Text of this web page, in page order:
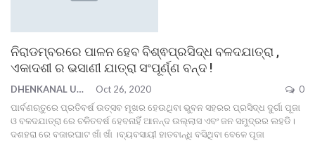
ନିରାଡମ୍ବରରେ ପାଳନ ହେବ ବିଶ୍ଵପ୍ରସିଦ୍ଧ ବଳଦଯାତ୍ରା ,
ଏକାଦଶୀ ର ଭସାଣୀ ଯାତ୍ରା ସଂପୂର୍ଣ୍ଣ ବନ୍ଦ !
DHENKANAL UPDATE Oct 26, 2020
0
ପାର୍ବଣଋତୁରେ ପ୍ରତିବର୍ଷ ଉତ୍ସବ ମୂଖର ହେଉଥିବା ଭୁବନ ସହରର ପ୍ରସିଦ୍ଧ ଦୁର୍ଗା ପୂଜା
ଓ ବଳଦଯାତ୍ରା ରେ ଚଳିତବର୍ଷ ହେବନାହିଁ ଆନନ୍ଦ ଉଲ୍ଲାସ ଏବଂ ଜନ ସମୁଦ୍ରର ଲହଡି।
ଦଶହରା ରେ ବଜାରଘାଟ ଖାଁ ଖାଁ ।ବ୍ୟବସାୟୀ ହାତବାନ୍ଧି ବସିଥିବା ବେଳେ ପୂଜା